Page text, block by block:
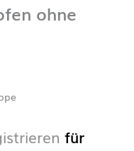
ohne
für